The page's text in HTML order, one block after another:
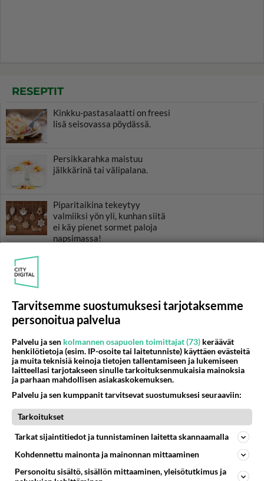
RESEPTIT
Kinkku-pastasalaatti on freesi
lisä seisovassa pöydässä.
Persikkarahka maistuu
jälkkärinä tai välipalana.
Piparitaikina tekeytyy
valmiiksi yön yli, kunhan siitä
ei käy pienet sormet paloja
napsimassa!
Miksei vappu voi olla joka
päivä? Munkit on parhaita
itsetehtyinä - ja hyvässä
seurassa nautittuina!
HOROSKOOPPI
8.8.2026
Tarvitsemme suostumuksesi tarjotaksemme
personoitua palvelua
Palvelu ja sen kolmannen osapuolen toimittajat (73) keräävät
henkilötietoja (esim. IP-osoite tai laitetunniste) käyttäen evästeitä
ja muita teknisiä keinoja tietojen tallentamiseen ja lukemiseen
laitteellasi tarjotakseen sinulle tarkoituksenmukaisia mainoksia
ja parhaan mahdollisen asiakaskokemuksen.
Palvelu ja sen kumppanit tarvitsevat suostumuksesi seuraaviin:
Tarkoitukset
Tarkat sijaintitiedot ja tunnistaminen laitetta skannaamalla
Kohdennettu mainonta ja mainonnan mittaaminen
Personoitu sisältö, sisällön mittaaminen, yleisötutkimus ja